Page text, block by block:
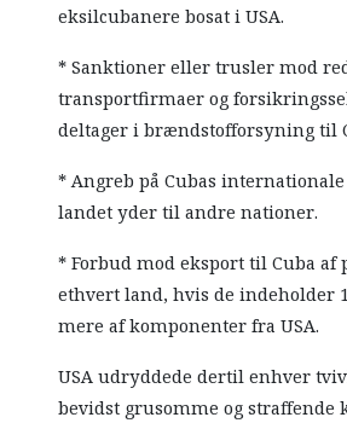
eksilcubanere bosat i USA.
* Sanktioner eller trusler mod
transportfirmaer og
deltager i brændstofforsyning til
* Angreb på Cubas
landet yder til andre nationer.
* Forbud mod eksport til Cuba af
ethvert land, hvis de indeholder
mere af komponenter fra USA.
USA udryddede dertil enhver
bevidst grusomme og straffende